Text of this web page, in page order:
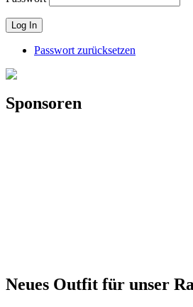
Passwort zurücksetzen
Sponsoren
Neues Outfit für unser